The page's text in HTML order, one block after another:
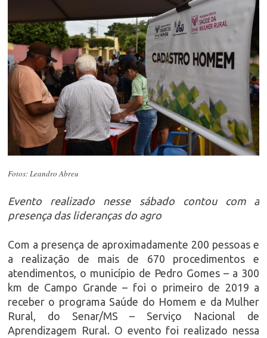
Fotos: Leandro Abreu
Evento realizado nesse sábado contou com a
presença das lideranças do agro
Com a presença de aproximadamente 200 pessoas e
a realização de mais de 670 procedimentos e
atendimentos, o município de Pedro Gomes – a 300
km de Campo Grande – foi o primeiro de 2019 a
receber o programa Saúde do Homem e da Mulher
Rural, do Senar/MS – Serviço Nacional de
Aprendizagem Rural. O evento foi realizado nessa